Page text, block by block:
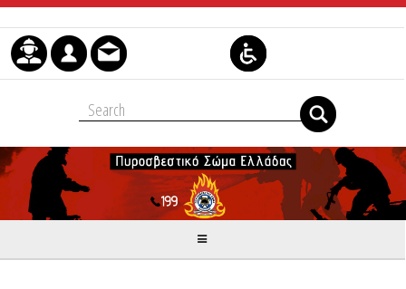
Μετάβαση στο περιεχόμενο